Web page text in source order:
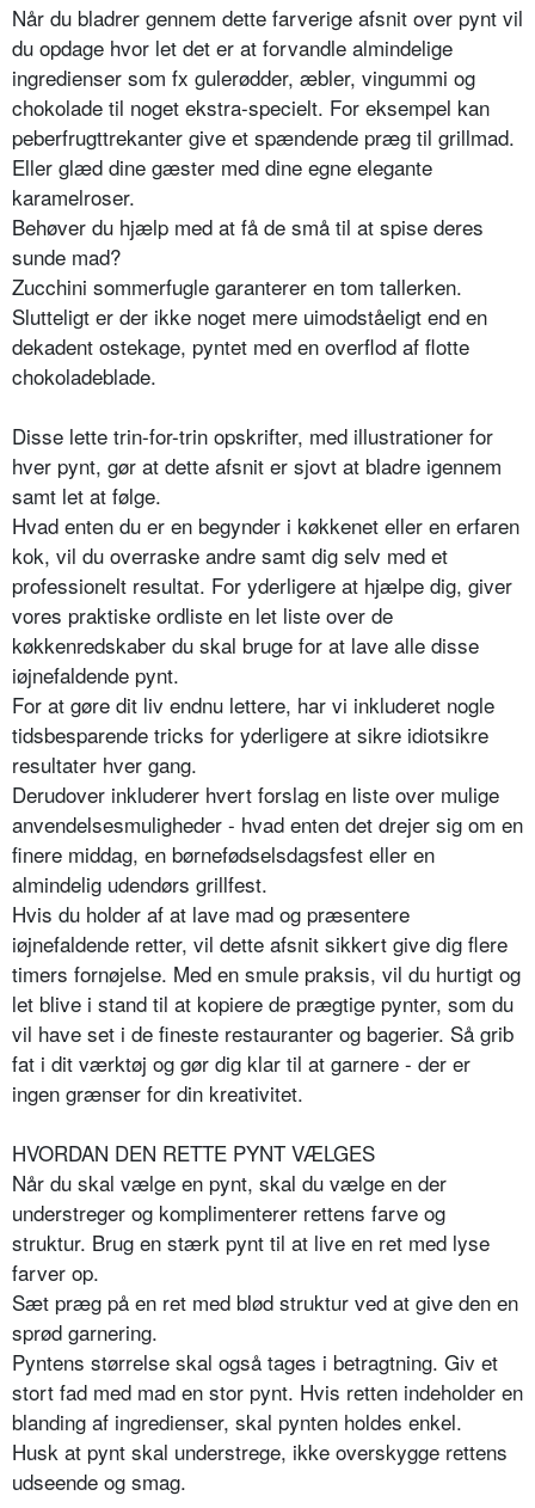
Når du bladrer gennem dette farverige afsnit over pynt vil
du opdage hvor let det er at forvandle almindelige
ingredienser som fx gulerødder, æbler, vingummi og
chokolade til noget ekstra-specielt. For eksempel kan
peberfrugttrekanter give et spændende præg til grillmad.
Eller glæd dine gæster med dine egne elegante
karamelroser.
Behøver du hjælp med at få de små til at spise deres
sunde mad?
Zucchini sommerfugle garanterer en tom tallerken.
Slutteligt er der ikke noget mere uimodståeligt end en
dekadent ostekage, pyntet med en overflod af flotte
chokoladeblade.
Disse lette trin-for-trin opskrifter, med illustrationer for
hver pynt, gør at dette afsnit er sjovt at bladre igennem
samt let at følge.
Hvad enten du er en begynder i køkkenet eller en erfaren
kok, vil du overraske andre samt dig selv med et
professionelt resultat. For yderligere at hjælpe dig, giver
vores praktiske ordliste en let liste over de
køkkenredskaber du skal bruge for at lave alle disse
iøjnefaldende pynt.
For at gøre dit liv endnu lettere, har vi inkluderet nogle
tidsbesparende tricks for yderligere at sikre idiotsikre
resultater hver gang.
Derudover inkluderer hvert forslag en liste over mulige
anvendelsesmuligheder - hvad enten det drejer sig om en
finere middag, en børnefødselsdagsfest eller en
almindelig udendørs grillfest.
Hvis du holder af at lave mad og præsentere
iøjnefaldende retter, vil dette afsnit sikkert give dig flere
timers fornøjelse. Med en smule praksis, vil du hurtigt og
let blive i stand til at kopiere de prægtige pynter, som du
vil have set i de fineste restauranter og bagerier. Så grib
fat i dit værktøj og gør dig klar til at garnere - der er
ingen grænser for din kreativitet.
HVORDAN DEN RETTE PYNT VÆLGES
Når du skal vælge en pynt, skal du vælge en der
understreger og komplimenterer rettens farve og
struktur. Brug en stærk pynt til at live en ret med lyse
farver op.
Sæt præg på en ret med blød struktur ved at give den en
sprød garnering.
Pyntens størrelse skal også tages i betragtning. Giv et
stort fad med mad en stor pynt. Hvis retten indeholder en
blanding af ingredienser, skal pynten holdes enkel.
Husk at pynt skal understrege, ikke overskygge rettens
udseende og smag.